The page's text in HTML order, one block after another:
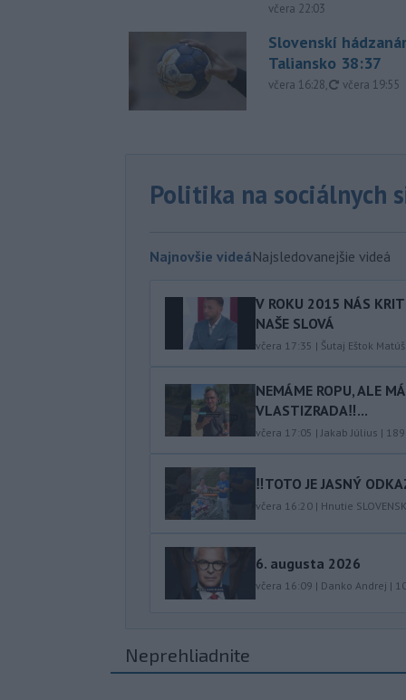
včera 22:03
Slovenskí
Taliansko 38:37
včera 16:28, aktualizované
včera 19:55
Politika na sociálnych
Najnovšie videáNajsledovanejšie videá
V ROKU 2015 NÁS
NAŠE SLOVÁ
včera 17:35 | Šutaj Eštok Matúš
NEMÁME ROPU, ALE
VLASTIZRADA‼️...
včera 17:05 |Jakab Július |
‼️TOTO JE JASNÝ
včera 16:20 | Hnutie
6. augusta 2026
včera 16:09 | Danko Andrej |
Neprehliadnite